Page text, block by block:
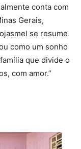
conta com
Gerais,
se resume
como um sonho
que divide o
com amor.”